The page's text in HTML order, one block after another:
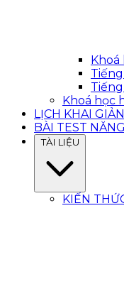
Khoá
Khoá học
LỊCH KHAI
BÀI TEST
TÀI LIỆU
KIẾN